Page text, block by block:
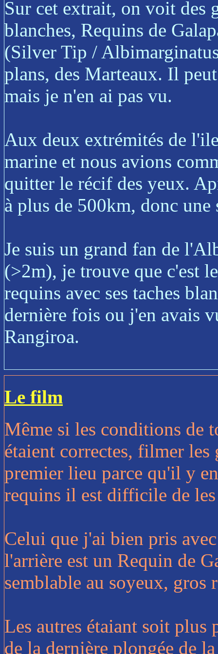
Sur cet extrait, on voit des
blanches, Requins de
(Silver Tip /
plans, des Marteaux. Il
mais je n'en ai pas vu.
Aux deux extrémités de
marine et nous avions
quitter le récif des yeux.
à plus de 500km, donc une
Je suis un grand fan de
(>2m), je trouve que c'est
requins avec ses taches
dernière fois ou j'en avais
Rangiroa.
Le film
Même si les conditions de
étaient correctes, filmer les
premier lieu parce qu'il y
requins il est difficile de
Celui que j'ai bien pris
l'arrière est un Requin de
semblable au soyeux, gros
Les autres étaiant soit
de la dernière plongée de